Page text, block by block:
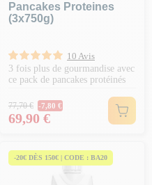
Pancakes Proteines
(3x750g)
10 Avis
3 fois plus de gourmandise avec
ce pack de pancakes protéinés
Prix Normal
77,70 € -7,80 €
Prix
69,90 €
-20€ DÈS 150€ | CODE : BA20